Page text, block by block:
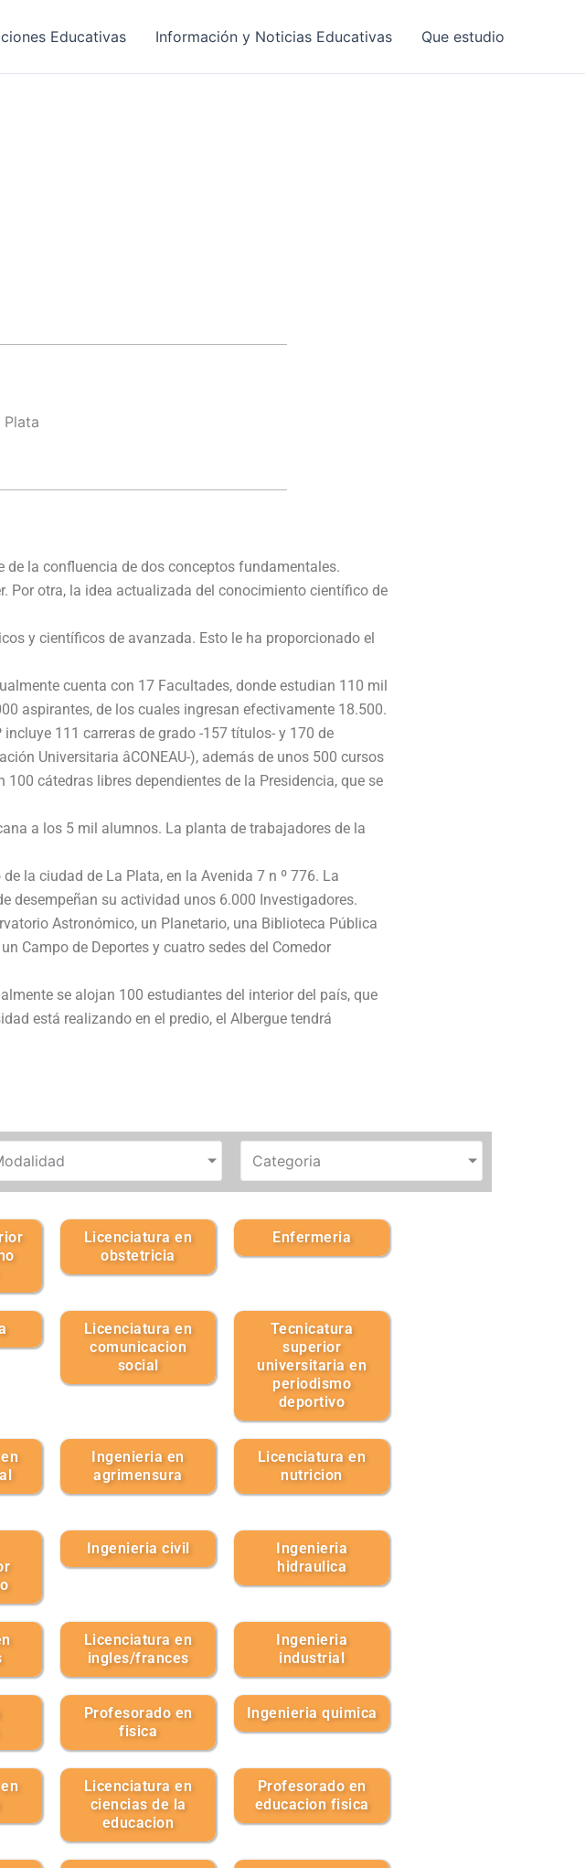
Educativas Información y Noticias Educativas Que estudio
Plata
la confluencia de dos conceptos fundamentales.
Por otra, la idea actualizada del conocimiento científico de
y científicos de avanzada. Esto le ha proporcionado el
cuenta con 17 Facultades, donde estudian 110 mil
aspirantes, de los cuales ingresan efectivamente 18.500.
111 carreras de grado -157 títulos- y 170 de
Universitaria âCONEAU-), además de unos 500 cursos
cátedras libres dependientes de la Presidencia, que se
a los 5 mil alumnos. La planta de trabajadores de la
la ciudad de La Plata, en la Avenida 7 n º 776. La
desempeñan su actividad unos 6.000 Investigadores.
Astronómico, un Planetario, una Biblioteca Pública
Campo de Deportes y cuatro sedes del Comedor
se alojan 100 estudiantes del interior del país, que
está realizando en el predio, el Albergue tendrá
Categoria
Licenciatura en
obstetricia
Enfermeria
Licenciatura en
comunicacion
social
Tecnicatura
superior
universitaria en
periodismo
deportivo
Ingenieria en
agrimensura
Licenciatura en
nutricion
Ingenieria civil
Ingenieria
hidraulica
Licenciatura en
ingles/frances
Ingenieria
industrial
Profesorado en
fisica
Ingenieria quimica
Licenciatura en
ciencias de la
educacion
Profesorado en
educacion fisica